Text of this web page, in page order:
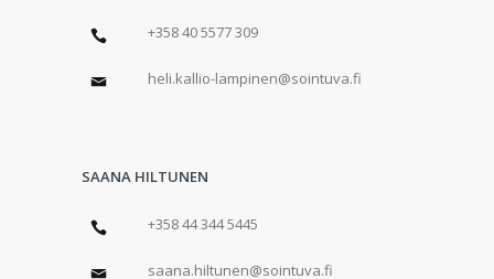
+358 40 5577 309
heli.kallio-lampinen@sointuva.fi
SAANA HILTUNEN
+358 44 344 5445
saana.hiltunen@sointuva.fi